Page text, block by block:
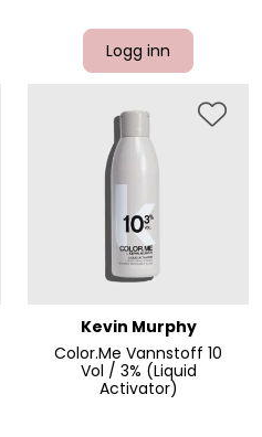
Logg inn
Kevin Murphy
Color.Me Vannstoff 10
Vol / 3% (Liquid
Activator)